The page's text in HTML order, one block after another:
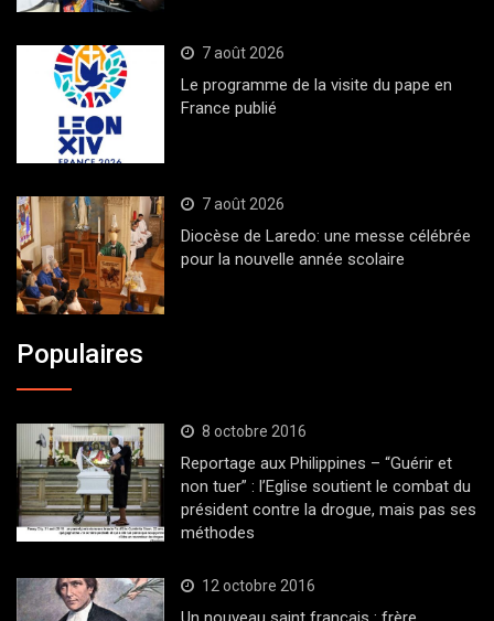
7 août 2026
Le programme de la visite du pape en
France publié
7 août 2026
Diocèse de Laredo: une messe célébrée
pour la nouvelle année scolaire
Populaires
8 octobre 2016
Reportage aux Philippines – “Guérir et
non tuer” : l’Eglise soutient le combat du
président contre la drogue, mais pas ses
méthodes
12 octobre 2016